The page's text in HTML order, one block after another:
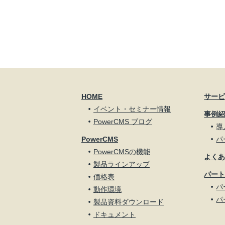
HOME
イベント・セミナー情報
PowerCMS ブログ
PowerCMS
PowerCMSの機能
製品ラインアップ
価格表
動作環境
製品資料ダウンロード
ドキュメント
サー
事例
導
パ
よく
パー
パ
パ